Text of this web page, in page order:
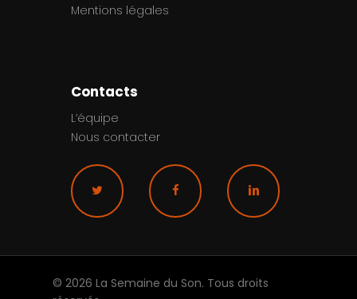
Mentions légales
Contacts
L’équipe
Nous contacter
© 2026 La Semaine du Son. Tous droits